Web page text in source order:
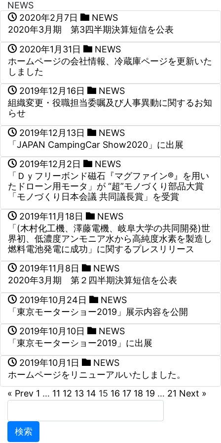
NEWS
2020年2月7日
NEWS
2020年3月期 第3四半期決算短信を公表
2020年1月31日
NEWS
ホームページの会社情報、冷蔵庫ページを更新いた
しました
2019年12月16日
NEWS
組織変更・役職担当委嘱及び人事異動に関するお知
らせ
2019年12月13日
NEWS
「JAPAN CampingCar Show2020」に出展
2019年12月2日
NEWS
「Ｄｙフリーボンド磁石『マグファイン®』を用い
たドローン用モータ」が “超”モノづくり部品大賞
「モノづくり日本会議 共同議長賞」を受賞
2019年11月18日
NEWS
「(木村化工機、澤藤電機、岐阜大学の共同開発)世
界初、低濃度アンモニア水から高純度水素を製造し
燃料電池発電に成功」に関するプレスリリース
2019年11月8日
NEWS
2020年3月期 第２四半期決算短信を公表
2019年10月24日
NEWS
「東京モーターショー2019」展示内容を公開
2019年10月10日
NEWS
「東京モーターショー2019」に出展
2019年10月1日
NEWS
ホームページをリニューアルいたしました。
« Prev 1 … 11 12 13 14 15 16 17 18 19 … 21 Next »
索: